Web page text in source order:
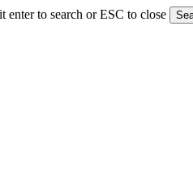
enter to search or ESC to close